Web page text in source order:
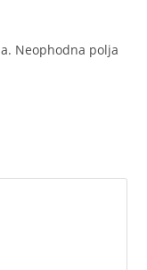
Neophodna polja